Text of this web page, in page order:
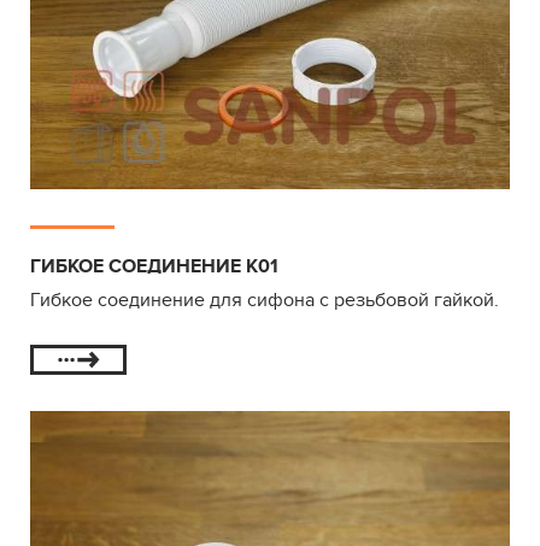
ГИБКОЕ СОЕДИНЕНИЕ К01
Гибкое соединение для сифона с резьбовой гайкой.